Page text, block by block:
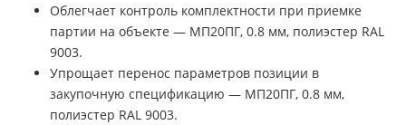
Облегчает контроль комплектности при приемке
партии на объекте — МП20ПГ, 0.8 мм, полиэстер RAL
9003.
Упрощает перенос параметров позиции в
закупочную спецификацию — МП20ПГ, 0.8 мм,
полиэстер RAL 9003.